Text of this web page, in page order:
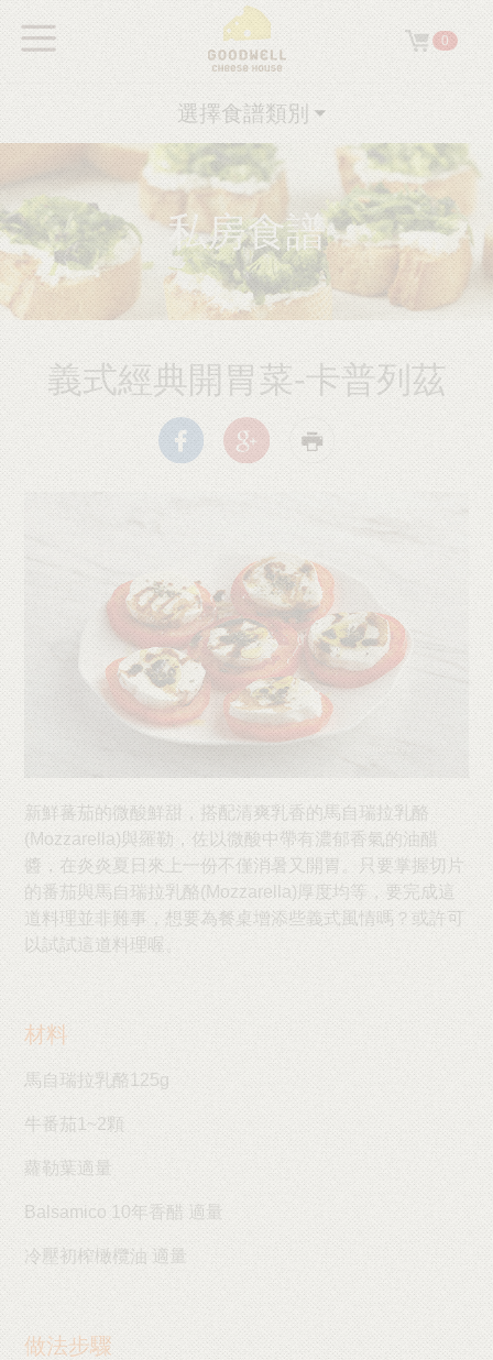
0
私房食譜
選擇食譜類別
義式經典開胃菜-卡普列茲
新鮮蕃茄的微酸鮮甜，搭配清爽乳香的馬自瑞拉乳酪
(Mozzarella)與羅勒，佐以微酸中帶有濃郁香氣的油醋
醬，在炎炎夏日來上一份不僅消暑又開胃。只要掌握切片
的番茄與馬自瑞拉乳酪(Mozzarella)厚度均等，要完成這
道料理並非難事，想要為餐桌增添些義式風情嗎？或許可
以試試這道料理喔。
材料
馬自瑞拉乳酪125g
牛番茄1~2顆
蘿勒葉適量
Balsamico 10年香醋 適量
冷壓初榨橄欖油 適量
做法步驟